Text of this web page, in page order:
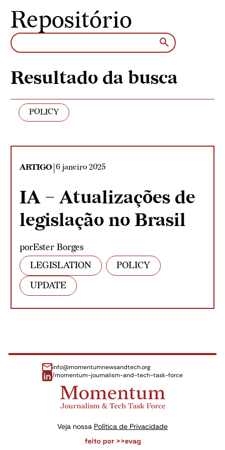
Repositório
Resultado da busca
POLICY
ARTIGO 6 janeiro 2025
IA – Atualizações de
legislação no Brasil
porEster Borges
LEGISLATION
POLICY
UPDATE
info@momentumnewsandtech.org
/momentum-journalism-and-tech-task-force
Veja nossa Política de Privacidade